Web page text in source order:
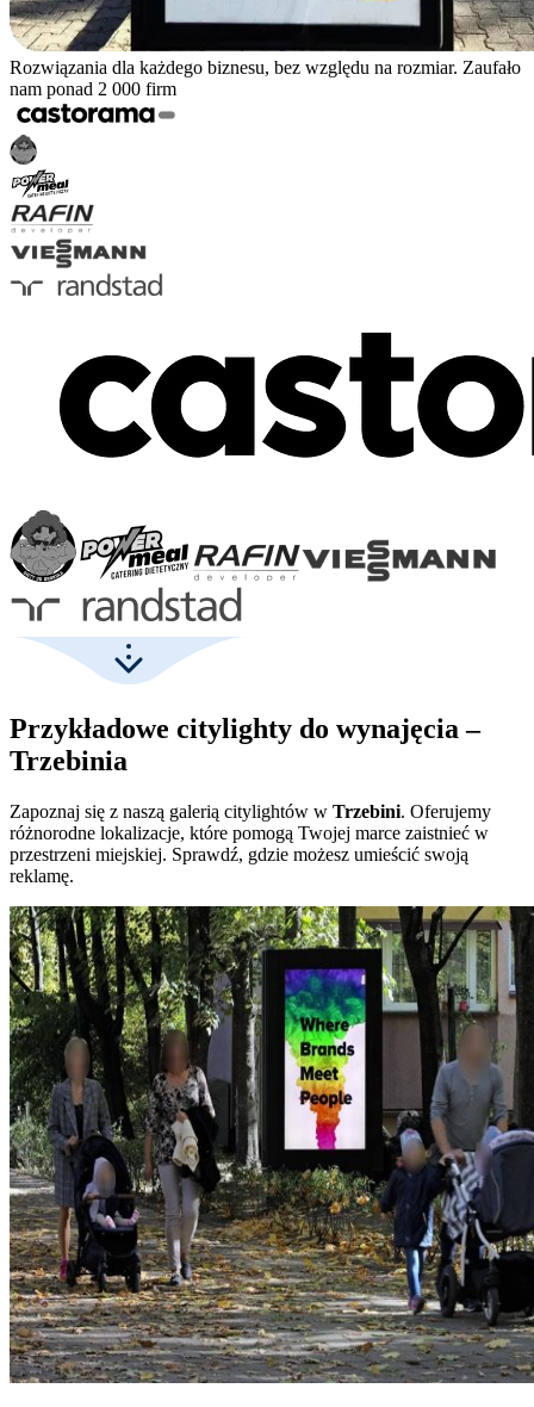
Rozwiązania dla każdego biznesu, bez względu na rozmiar. Zaufało
nam ponad 2 000 firm
Przykładowe citylighty do wynajęcia –
Trzebinia
Zapoznaj się z naszą galerią citylightów w Trzebini. Oferujemy
różnorodne lokalizacje, które pomogą Twojej marce zaistnieć w
przestrzeni miejskiej. Sprawdź, gdzie możesz umieścić swoją
reklamę.